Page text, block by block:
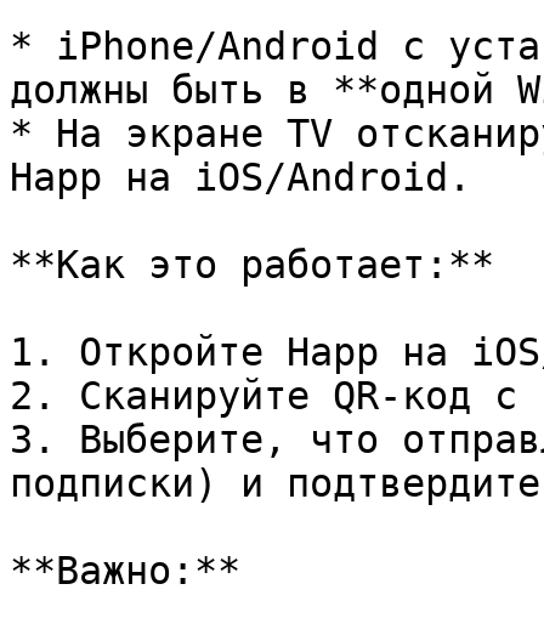
* iPhone/Android с
должны быть в **одной
* На экране TV
Happ на iOS/Android.
**Как это работает:**
1. Откройте Happ на
2. Сканируйте QR-код с
3. Выберите, что
подписки) и
**Важно:**